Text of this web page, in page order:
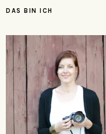
DAS BIN ICH